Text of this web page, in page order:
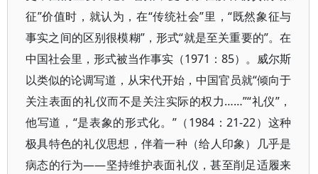
征”价值时，就认为，在“传统社会”里，“既然象征与
事实之间的区别很模糊”，形式“就是至关重要的”。在
中国社会里，形式被当作事实（1971：85）。威尔斯
以类似的论调写道，从宋代开始，中国官员就“倾向于
关注表面的礼仪而不是关注实际的权力……”“礼仪”，
他写道，“是表象的形式化。”（1984：21-22）这种
极具特色的礼仪思想，伴着一种（给人印象）几乎是
病态的行为——坚持维护表面礼仪，甚至削足适履来